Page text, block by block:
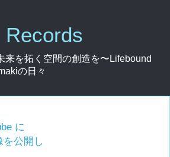
Records
来を拓く空間の創造を〜Lifebound
の日々
に
を公開し